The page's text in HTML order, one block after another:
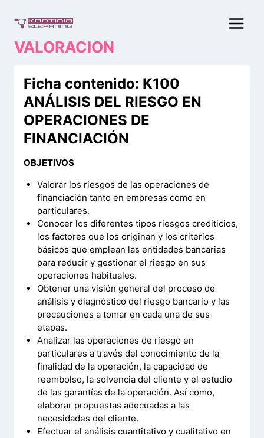
contenido
VALORACION
Ficha contenido: K100
ANÁLISIS DEL RIESGO EN
OPERACIONES DE
FINANCIACIÓN
OBJETIVOS
Valorar los riesgos de las operaciones de
financiación tanto en empresas como en
particulares.
Conocer los diferentes tipos riesgos crediticios,
los factores que los originan y los criterios
básicos que emplean las entidades bancarias
para reducir y gestionar el riesgo en sus
operaciones habituales.
Obtener una visión general del proceso de
análisis y diagnóstico del riesgo bancario y las
precauciones a tomar en cada una de sus
etapas.
Analizar las operaciones de riesgo en
particulares a través del conocimiento de la
finalidad de la operación, la capacidad de
reembolso, la solvencia del cliente y el estudio
de las garantías de la operación. Así como,
elaborar propuestas adecuadas a las
necesidades del cliente.
Efectuar el análisis cuantitativo y cualitativo en